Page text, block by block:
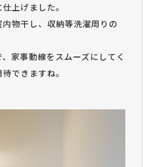
上げました。
物干し、収納等洗濯周りの
家事動線をスムーズにしてく
できますね。